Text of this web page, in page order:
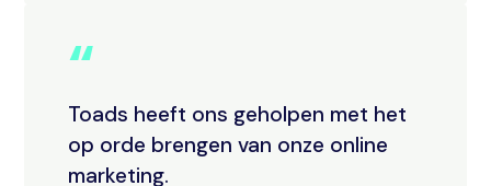
“
Toads heeft ons geholpen met het
op orde brengen van onze online
marketing.